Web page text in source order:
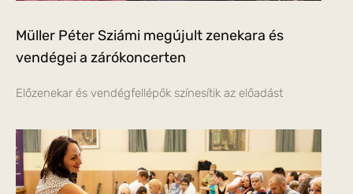
Müller Péter Sziámi megújult zenekara és
vendégei a zárókoncerten
Előzenekar és vendégfellépők színesítik az előadást